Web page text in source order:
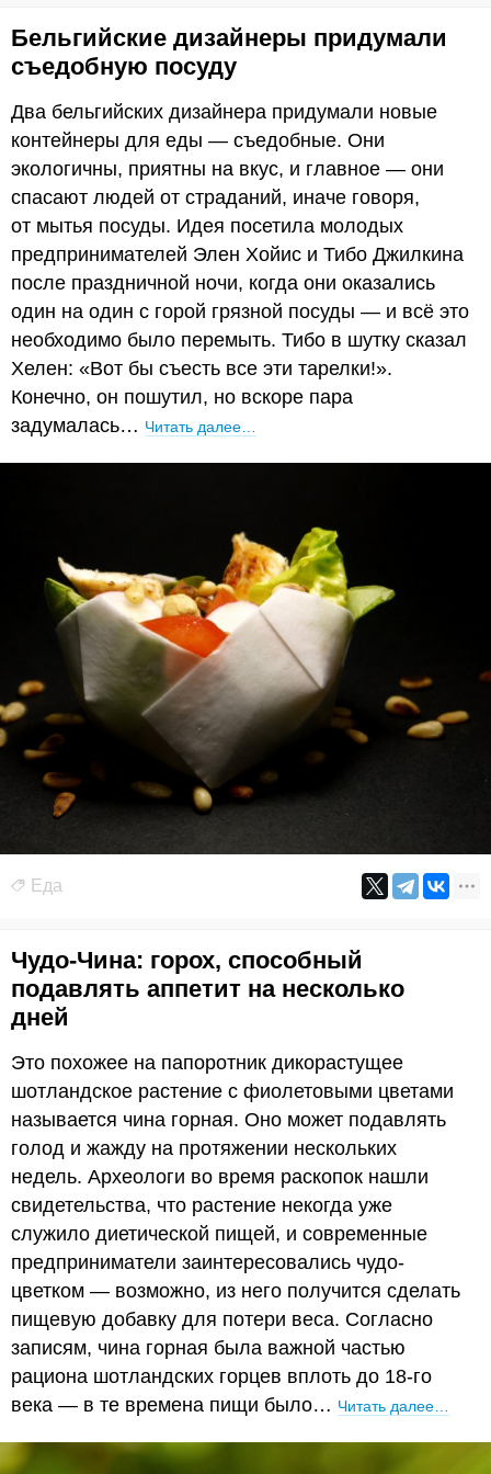
Бельгийские дизайнеры придумали
съедобную посуду
Два бельгийских дизайнера придумали новые
контейнеры для еды — съедобные. Они
экологичны, приятны на вкус, и главное — они
спасают людей от страданий, иначе говоря,
от мытья посуды. Идея посетила молодых
предпринимателей Элен Хойис и Тибо Джилкина
после праздничной ночи, когда они оказались
один на один с горой грязной посуды — и всё это
необходимо было перемыть. Тибо в шутку сказал
Хелен: «Вот бы съесть все эти тарелки!».
Конечно, он пошутил, но вскоре пара
задумалась… Читать далее…
Еда
Чудо-Чина: горох, способный
подавлять аппетит на несколько
дней
Это похожее на папоротник дикорастущее
шотландское растение с фиолетовыми цветами
называется чина горная. Оно может подавлять
голод и жажду на протяжении нескольких
недель. Археологи во время раскопок нашли
свидетельства, что растение некогда уже
служило диетической пищей, и современные
предприниматели заинтересовались чудо-
цветком — возможно, из него получится сделать
пищевую добавку для потери веса. Согласно
записям, чина горная была важной частью
рациона шотландских горцев вплоть до 18-го
века — в те времена пищи было… Читать далее…